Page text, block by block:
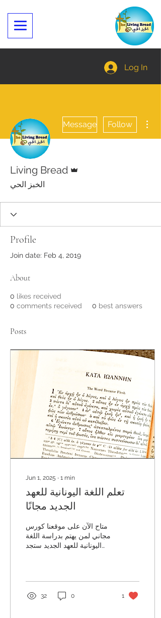
Log In
Message Follow
Living Bread
الخبز الحي
Profile
Join date: Feb 4, 2019
About
0 likes received
0 comments received 0 best answers
Posts
Jun 1, 2025 ∙ 1 min
تعلم اللغة اليونانية للعهد
الجديد مجانًا
متاح الآن على موقعنا كورس
مجاني لمن يهتم بدراسة اللغة
اليونانية للعهد الجديد ستجد
eg....
32 0 1